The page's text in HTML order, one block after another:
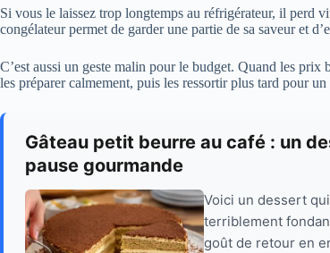
Si vous le laissez trop longtemps au réfrigérateur, il perd
congélateur permet de garder une partie de sa saveur et
C’est aussi un geste malin pour le budget. Quand les
les préparer calmement, puis les ressortir plus tard pour
Gâteau petit beurre au café : un
pause gourmande
Voici un dessert
terriblement
goût de retour en